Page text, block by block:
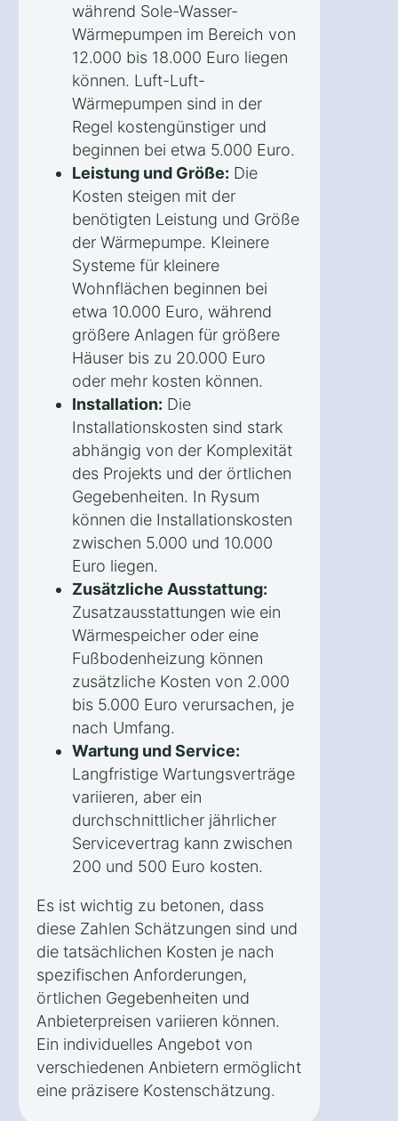
während Sole-Wasser-
Wärmepumpen im Bereich von
12.000 bis 18.000 Euro liegen
können. Luft-Luft-
Wärmepumpen sind in der
Regel kostengünstiger und
beginnen bei etwa 5.000 Euro.
Leistung und Größe: Die
Kosten steigen mit der
benötigten Leistung und Größe
der Wärmepumpe. Kleinere
Systeme für kleinere
Wohnflächen beginnen bei
etwa 10.000 Euro, während
größere Anlagen für größere
Häuser bis zu 20.000 Euro
oder mehr kosten können.
Installation: Die
Installationskosten sind stark
abhängig von der Komplexität
des Projekts und der örtlichen
Gegebenheiten. In Rysum
können die Installationskosten
zwischen 5.000 und 10.000
Euro liegen.
Zusätzliche Ausstattung:
Zusatzausstattungen wie ein
Wärmespeicher oder eine
Fußbodenheizung können
zusätzliche Kosten von 2.000
bis 5.000 Euro verursachen, je
nach Umfang.
Wartung und Service:
Langfristige Wartungsverträge
variieren, aber ein
durchschnittlicher jährlicher
Servicevertrag kann zwischen
200 und 500 Euro kosten.
Es ist wichtig zu betonen, dass
diese Zahlen Schätzungen sind und
die tatsächlichen Kosten je nach
spezifischen Anforderungen,
örtlichen Gegebenheiten und
Anbieterpreisen variieren können.
Ein individuelles Angebot von
verschiedenen Anbietern ermöglicht
eine präzisere Kostenschätzung.